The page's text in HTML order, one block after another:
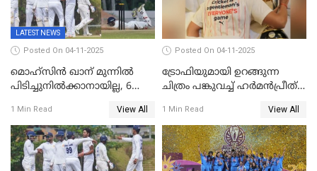
LATEST NEWS
Posted On 04-11-2025
മൊഹ്സിൻ ഖാന് മുന്നിൽ
പിടിച്ചുനിൽക്കാനായില്ല, 6
കേരളത്തിന് ഇന്നിംഗ്സ്
തോല്‍വി
1 Min Read View All
Posted On 04-11-2025
ട്രോഫിയുമായി ഉറങ്ങുന്ന
ചിത്രം പങ്കുവച്ച് ഹര്‍മന്‍പ്രീത്
1 Min Read View All